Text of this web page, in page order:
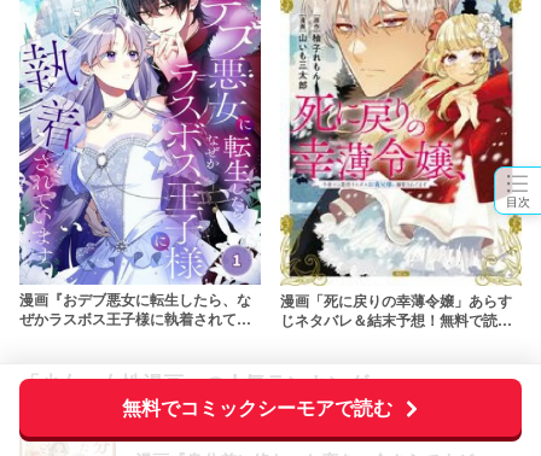
目次
無料でコミックシーモアで読む
漫画『おデブ悪女に転生したら、な
ぜかラスボス王子様に執着されてい
よう
漫画「死に戻りの幸薄令嬢」あらす
じネタバレ＆結末予想！無料で読め
「少女・女性漫画」の人気ランキング